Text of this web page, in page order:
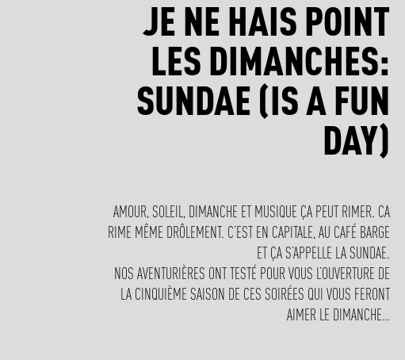
JE NE HAIS POINT
LES DIMANCHES:
SUNDAE (IS A FUN
DAY)
AMOUR, SOLEIL, DIMANCHE ET MUSIQUE ÇA PEUT RIMER. CA
RIME MÊME DRÔLEMENT. C’EST EN CAPITALE, AU CAFÉ BARGE
ET ÇA S’APPELLE LA SUNDAE.
NOS AVENTURIÈRES ONT TESTÉ POUR VOUS L’OUVERTURE DE
LA CINQUIÈME SAISON DE CES SOIRÉES QUI VOUS FERONT
AIMER LE DIMANCHE…